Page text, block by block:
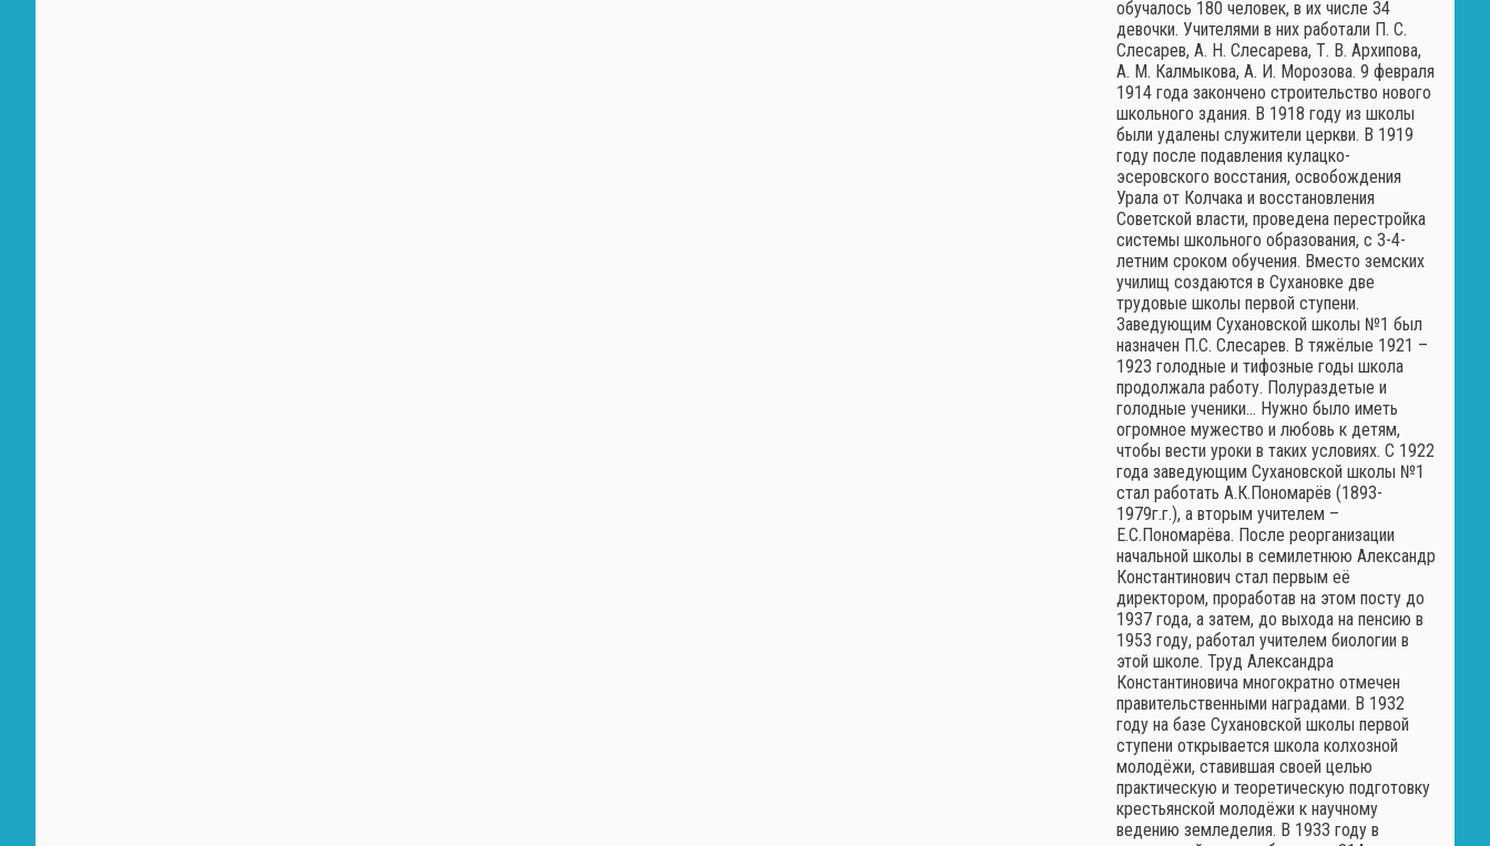
обучалось 180 человек, в их числе 34
девочки. Учителями в них работали П. С.
Слесарев, А. Н. Слесарева, Т. В. Архипова,
А. М. Калмыкова, А. И. Морозова. 9 февраля
1914 года закончено строительство нового
школьного здания. В 1918 году из школы
были удалены служители церкви. В 1919
году после подавления кулацко-
эсеровского восстания, освобождения
Урала от Колчака и восстановления
Советской власти, проведена перестройка
системы школьного образования, с 3-4-
летним сроком обучения. Вместо земских
училищ создаются в Сухановке две
трудовые школы первой ступени.
Заведующим Сухановской школы №1 был
назначен П.С. Слесарев. В тяжёлые 1921 –
1923 голодные и тифозные годы школа
продолжала работу. Полураздетые и
голодные ученики… Нужно было иметь
огромное мужество и любовь к детям,
чтобы вести уроки в таких условиях. С 1922
года заведующим Сухановской школы №1
стал работать А.К.Пономарёв (1893-
1979г.г.), а вторым учителем –
Е.С.Пономарёва. После реорганизации
начальной школы в семилетнюю Александр
Константинович стал первым её
директором, проработав на этом посту до
1937 года, а затем, до выхода на пенсию в
1953 году, работал учителем биологии в
этой школе. Труд Александра
Константиновича многократно отмечен
правительственными наградами. В 1932
году на базе Сухановской школы первой
ступени открывается школа колхозной
молодёжи, ставившая своей целью
практическую и теоретическую подготовку
крестьянской молодёжи к научному
ведению земледелия. В 1933 году в